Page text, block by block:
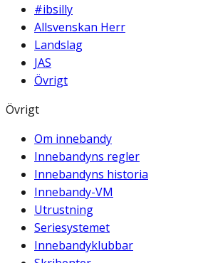
#ibsilly
Allsvenskan Herr
Landslag
JAS
Övrigt
Övrigt
Om innebandy
Innebandyns regler
Innebandyns historia
Innebandy-VM
Utrustning
Seriesystemet
Innebandyklubbar